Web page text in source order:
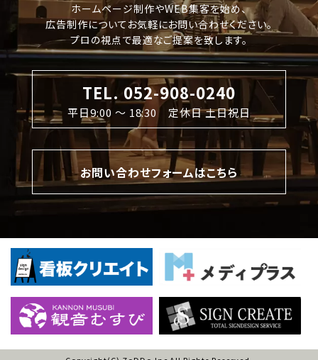
ホームページ制作やWEB集客を始め、
広告制作についてお気軽にお問い合わせください。
プロの視点で最適なご提案を致します。
TEL. 052-908-0240
平日9:00 〜 18:30 定休日 土日祝日
お問い合わせフォームはこちら